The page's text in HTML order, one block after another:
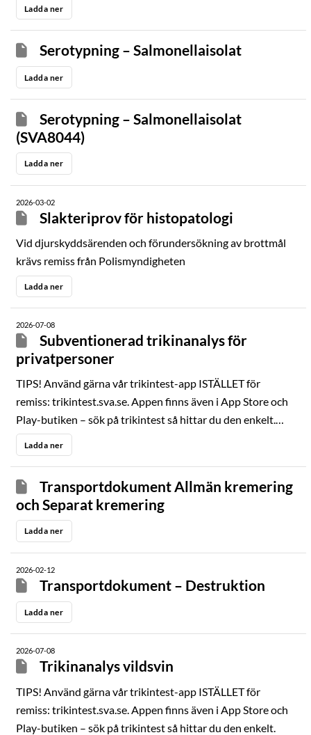
Ladda ner
Serotypning – Salmonellaisolat
Ladda ner
Serotypning – Salmonellaisolat
(SVA8044)
Ladda ner
2026-03-02
Slakteriprov för histopatologi
Vid djurskyddsärenden och förundersökning av brottmål
krävs remiss från Polismyndigheten
Ladda ner
2026-07-08
Subventionerad trikinanalys för
privatpersoner
TIPS! Använd gärna vår trikintest-app ISTÄLLET för
remiss: trikintest.sva.se. Appen finns även i App Store och
Play-butiken – sök på trikintest så hittar du den enkelt.
Denna remiss gäller enbart vildsvinskött som ska
konsumeras inom det egna privathushållet! OBS!
tillgång på medel, enligt förordning SFS 2021:576.
Ladda ner
Transportdokument Allmän kremering
och Separat kremering
Ladda ner
2026-02-12
Transportdokument – Destruktion
Ladda ner
2026-07-08
Trikinanalys vildsvin
TIPS! Använd gärna vår trikintest-app ISTÄLLET för
remiss: trikintest.sva.se. Appen finns även i App Store och
Play-butiken – sök på trikintest så hittar du den enkelt.